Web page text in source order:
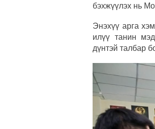
бэхжүүлэх нь
Энэхүү арга
илүү танин
дүнтэй талбар